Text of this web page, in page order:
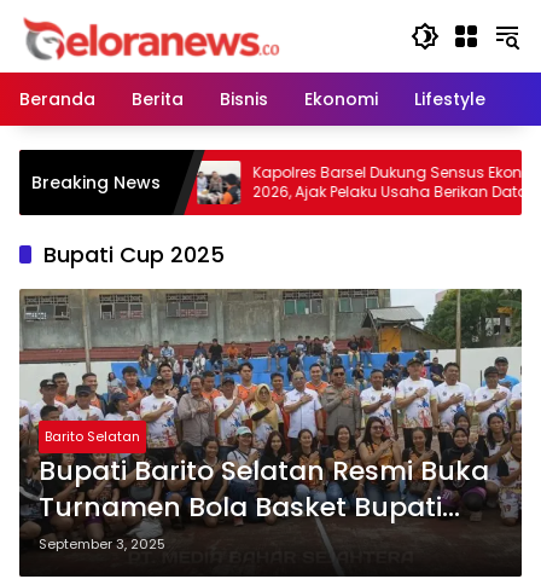
Langsung
konten
Beranda
Berita Bisnis Ekonomi Lifestyle
Breaking News
Tidak
Wujudkan
Asap
Kapolres Barsel Dukung Sensus Ekonomi
2026, Ajak Pelaku Usaha Berikan Data
yang Jujur
Bupati Cup 2025
Barito Selatan
Bupati Barito Selatan Resmi Buka
Turnamen Bola Basket Bupati
Cup 2025
September 3, 2025